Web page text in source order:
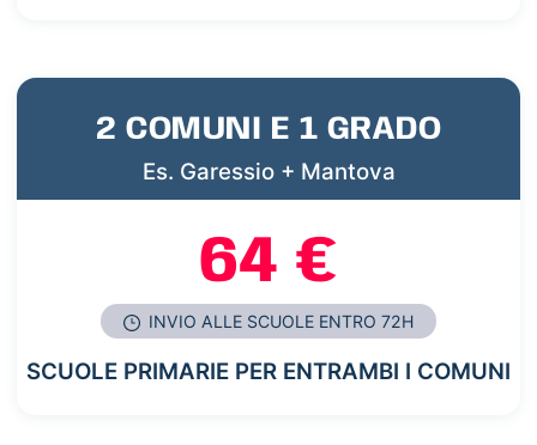
2 COMUNI E 1 GRADO
Es. Garessio + Mantova
64 €
INVIO ALLE SCUOLE ENTRO 72H
SCUOLE PRIMARIE PER ENTRAMBI I COMUNI